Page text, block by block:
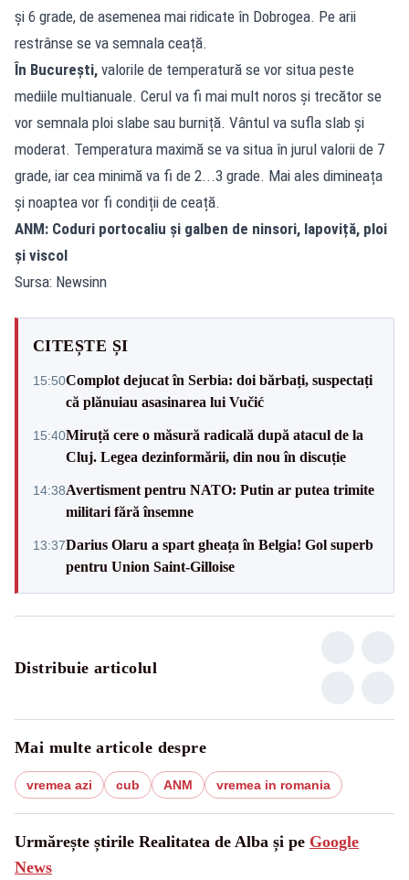
și 6 grade, de asemenea mai ridicate în Dobrogea. Pe arii
restrânse se va semnala ceață.
În București, valorile de temperatură se vor situa peste
mediile multianuale. Cerul va fi mai mult noros și trecător se
vor semnala ploi slabe sau burniță. Vântul va sufla slab și
moderat. Temperatura maximă se va situa în jurul valorii de 7
grade, iar cea minimă va fi de 2...3 grade. Mai ales dimineața
și noaptea vor fi condiții de ceață.
ANM: Coduri portocaliu și galben de ninsori, lapoviță, ploi
și viscol
Sursa: Newsinn
CITEȘTE ȘI
15:50Complot dejucat în Serbia: doi bărbați, suspectați
că plănuiau asasinarea lui Vučić
15:40Miruță cere o măsură radicală după atacul de la
Cluj. Legea dezinformării, din nou în discuție
14:38Avertisment pentru NATO: Putin ar putea trimite
militari fără însemne
13:37Darius Olaru a spart gheața în Belgia! Gol superb
pentru Union Saint-Gilloise
Distribuie articolul
Mai multe articole despre
vremea azi cub ANM vremea in romania
Urmărește știrile Realitatea de Alba și pe Google
News